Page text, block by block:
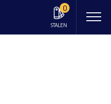
0
STALEN